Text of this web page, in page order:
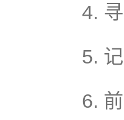
4.
5.
6.